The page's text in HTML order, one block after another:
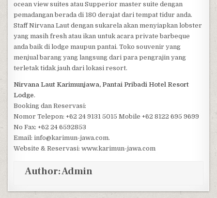
ocean view suites atau Supperior master suite dengan
pemadangan berada di 180 derajat dari tempat tidur anda.
Staff Nirvana Laut dengan sukarela akan menyiapkan lobster
yang masih fresh atau ikan untuk acara private barbeque
anda baik di lodge maupun pantai. Toko souvenir yang
menjual barang yang langsung dari para pengrajin yang
terletak tidak jauh dari lokasi resort.
Nirvana Laut Karimunjawa, Pantai Pribadi Hotel Resort
Lodge.
Booking dan Reservasi:
Nomor Telepon: +62 24 9131 5015 Mobile +62 8122 695 9699
No Fax: +62 24 6592853
Email: info@karimun-jawa.com.
Website & Reservasi: www.karimun-jawa.com
Author:Admin